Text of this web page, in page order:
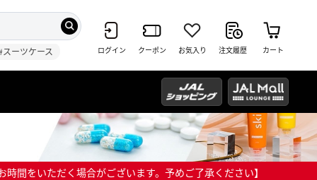
スーツケース ログイン クーポン お気入り 注文履歴 カート
間をいただく場合がございます。予めご了承ください】